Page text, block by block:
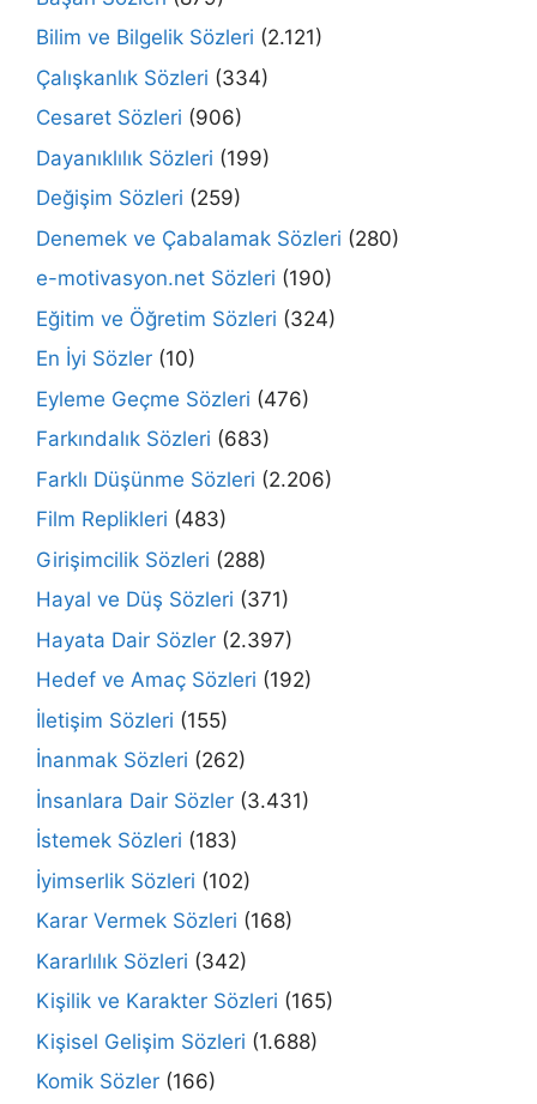
Bilim ve Bilgelik Sözleri (2.121)
Çalışkanlık Sözleri (334)
Cesaret Sözleri (906)
Dayanıklılık Sözleri (199)
Değişim Sözleri (259)
Denemek ve Çabalamak Sözleri (280)
e-motivasyon.net Sözleri (190)
Eğitim ve Öğretim Sözleri (324)
En İyi Sözler (10)
Eyleme Geçme Sözleri (476)
Farkındalık Sözleri (683)
Farklı Düşünme Sözleri (2.206)
Film Replikleri (483)
Girişimcilik Sözleri (288)
Hayal ve Düş Sözleri (371)
Hayata Dair Sözler (2.397)
Hedef ve Amaç Sözleri (192)
İletişim Sözleri (155)
İnanmak Sözleri (262)
İnsanlara Dair Sözler (3.431)
İstemek Sözleri (183)
İyimserlik Sözleri (102)
Karar Vermek Sözleri (168)
Kararlılık Sözleri (342)
Kişilik ve Karakter Sözleri (165)
Kişisel Gelişim Sözleri (1.688)
Komik Sözler (166)